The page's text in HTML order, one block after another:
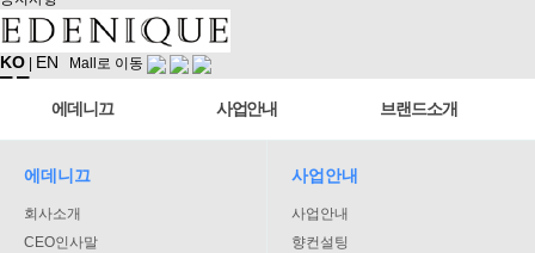
KO EN Mall로 이동
에데니끄 사업안내 브랜드소개
에데니끄
회사소개
CEO인사말
사업안내
사업안내
향컨설팅